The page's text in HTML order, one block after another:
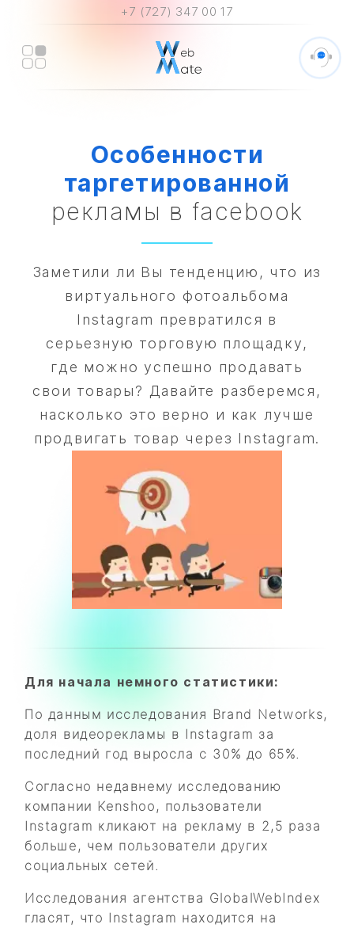
+7 (727) 347 00 17
Особенности
таргетированной
рекламы в facebook
Заметили ли Вы тенденцию, что из
виртуального фотоальбома
Instagram превратился в
серьезную торговую площадку,
где можно успешно продавать
свои товары? Давайте разберемся,
насколько это верно и как лучше
продвигать товар через Instagram.
Для начала немного статистики:
По данным исследования Brand Networks,
доля видеорекламы в Instagram за
последний год выросла с 30% до 65%.
Согласно недавнему исследованию
компании Kenshoo, пользователи
Instagram кликают на рекламу в 2,5 раза
больше, чем пользователи других
социальных сетей.
Исследования агентства GlobalWebIndex
гласят, что Instagram находится на